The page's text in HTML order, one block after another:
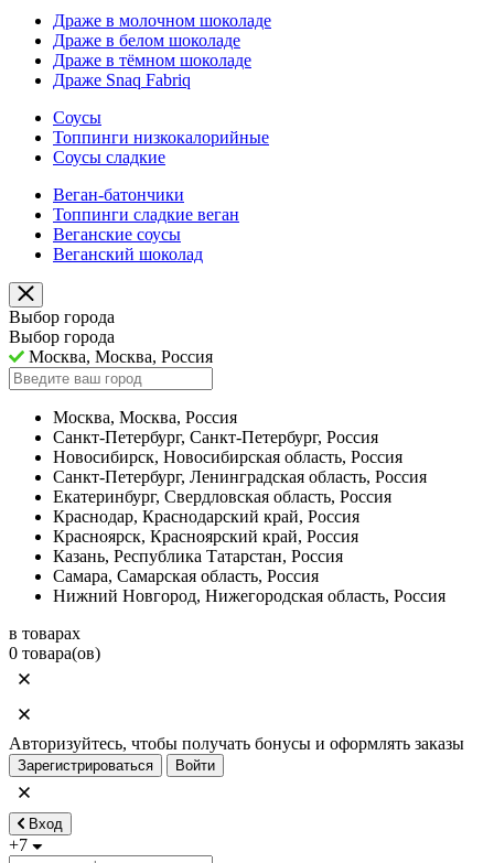
Драже в молочном шоколаде
Драже в белом шоколаде
Драже в тёмном шоколаде
Драже Snaq Fabriq
Соусы
Топпинги низкокалорийные
Соусы сладкие
Веган-батончики
Топпинги сладкие веган
Веганские соусы
Веганский шоколад
Выбор города
Выбор города
Москва, Москва, Россия
Москва, Москва, Россия
Санкт-Петербург, Санкт-Петербург, Россия
Новосибирск, Новосибирская область, Россия
Санкт-Петербург, Ленинградская область, Россия
Екатеринбург, Свердловская область, Россия
Краснодар, Краснодарский край, Россия
Красноярск, Красноярский край, Россия
Казань, Республика Татарстан, Россия
Самара, Самарская область, Россия
Нижний Новгород, Нижегородская область, Россия
в товарах
0 товара(ов)
Авторизуйтесь, чтобы получать бонусы и оформлять заказы
Зарегистрироваться Войти
Вход
+7